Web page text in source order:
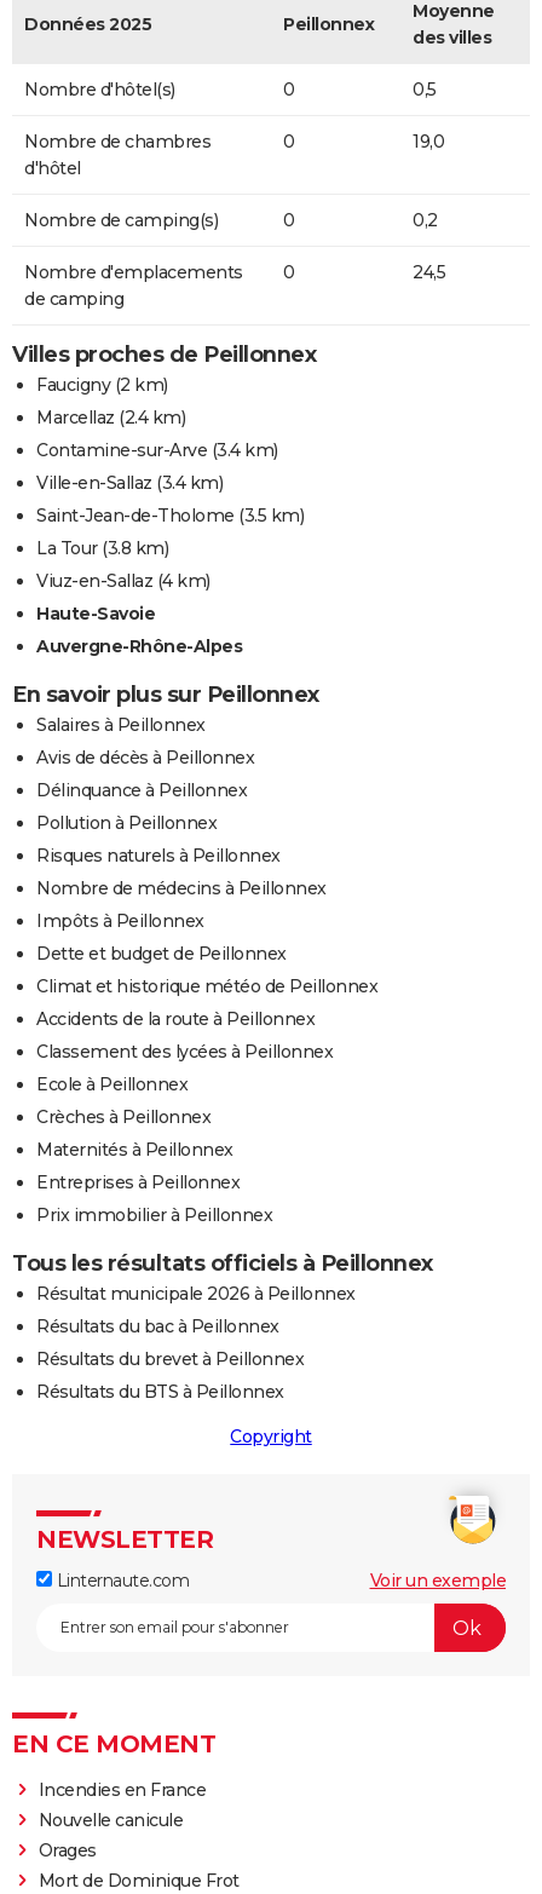
Données 2025 Peillonnex
Moyenne
des villes
Nombre d'hôtel(s) 0 0,5
Nombre de chambres
d'hôtel
0 19,0
Nombre de camping(s) 0 0,2
Nombre d'emplacements
de camping
0 24,5
Villes proches de Peillonnex
Faucigny(2 km)
Marcellaz (2.4 km)
Contamine-sur-Arve (3.4 km)
Ville-en-Sallaz (3.4 km)
Saint-Jean-de-Tholome (3.5 km)
La Tour(3.8 km)
Viuz-en-Sallaz (4 km)
Haute-Savoie
Auvergne-Rhône-Alpes
En savoir plus sur Peillonnex
Salaires à Peillonnex
Avis de décès à Peillonnex
Délinquance à Peillonnex
Pollution à Peillonnex
Risques naturels à Peillonnex
Nombre de médecins à Peillonnex
Impôts à Peillonnex
Dette et budget de Peillonnex
Climat et historique météo de Peillonnex
Accidents de la route à Peillonnex
Classement des lycées à Peillonnex
Ecole à Peillonnex
Crèches à Peillonnex
Maternités à Peillonnex
Entreprises à Peillonnex
Prix immobilier à Peillonnex
Tous les résultats officiels à Peillonnex
Résultat municipale 2026 à Peillonnex
Résultats du bac à Peillonnex
Résultats du brevet à Peillonnex
Résultats du BTS à Peillonnex
Copyright
NEWSLETTER
Linternaute.com Voir un exemple
EN CE MOMENT
Incendies en France
Nouvelle canicule
Orages
Mort de Dominique Frot